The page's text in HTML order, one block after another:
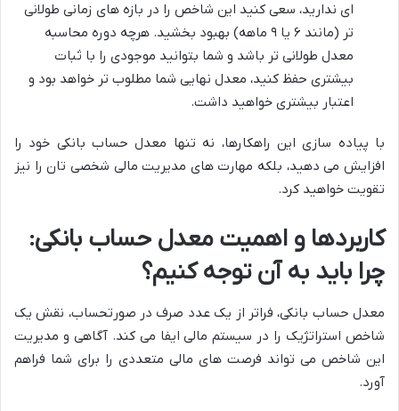
ای ندارید، سعی کنید این شاخص را در بازه های زمانی طولانی
تر (مانند ۶ یا ۹ ماهه) بهبود بخشید. هرچه دوره محاسبه
معدل طولانی تر باشد و شما بتوانید موجودی را با ثبات
بیشتری حفظ کنید، معدل نهایی شما مطلوب تر خواهد بود و
اعتبار بیشتری خواهید داشت.
با پیاده سازی این راهکارها، نه تنها معدل حساب بانکی خود را
افزایش می دهید، بلکه مهارت های مدیریت مالی شخصی تان را نیز
تقویت خواهید کرد.
کاربردها و اهمیت معدل حساب بانکی:
چرا باید به آن توجه کنیم؟
معدل حساب بانکی، فراتر از یک عدد صرف در صورتحساب، نقش یک
شاخص استراتژیک را در سیستم مالی ایفا می کند. آگاهی و مدیریت
این شاخص می تواند فرصت های مالی متعددی را برای شما فراهم
آورد.